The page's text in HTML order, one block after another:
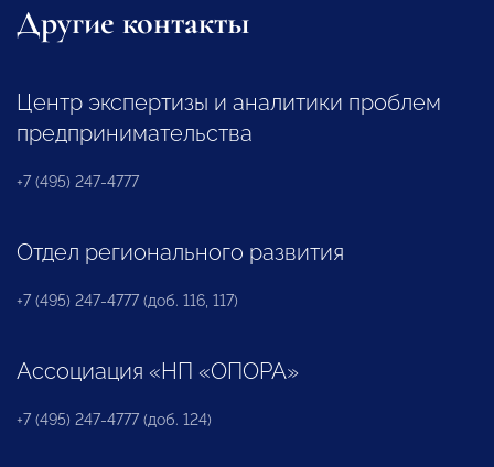
Другие контакты
Центр экспертизы и аналитики проблем
предпринимательства
+7 (495) 247-4777
Отдел регионального развития
+7 (495) 247-4777 (доб. 116, 117)
Ассоциация «НП «ОПОРА»
+7 (495) 247-4777 (доб. 124)